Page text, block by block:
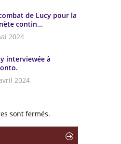
de Lucy pour la
contin...
2024
interviewée à
2024
sont fermés.